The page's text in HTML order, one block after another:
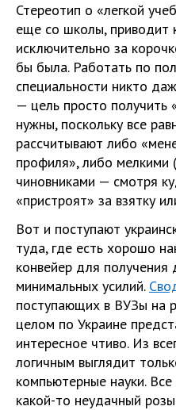
Стереотип о «легкой
еще со школы, приводит
исключительно за
бы была. Работать по
специальности никто
— цель просто получить
нужны, поскольку все
рассчитывают либо
профиля», либо мелкими
чиновниками — смотря
«пристроят» за взятку
Вот и поступают
туда, где есть хорошо
конвейер для
минимальных усилий.
поступающих в ВУЗы на
целом по Украине
интересное чтиво. Из
логичным выглядит
компьютерные науки.
какой-то неудачный